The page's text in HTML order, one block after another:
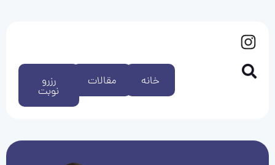
رزرو
نوبت
مقالات خانه